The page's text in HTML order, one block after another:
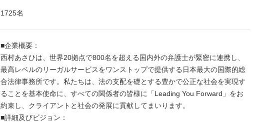
1725名
■企業概要：
西村あさひは、世界20拠点で800名を超える国内外の弁護士が緊密に連携し、
最高レベルのリーガルサービスをワンストップで提供する日本最大の国際的総
合法律事務所です。私たちは、法の支配を礎とする豊かで公正な社会を実現す
ることを基本使命に、すべての関係者の皆様に「Leading You Forward」をお
約束し、クライアントと社会の発展に貢献してまいります。
■詳細及びビジョン：